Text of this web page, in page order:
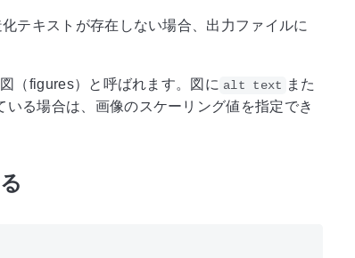
テキストが存在しない場合、出力ファイルに
（figures）と呼ばれます。図に alt text また
る場合は、画像のスケーリング値を指定でき